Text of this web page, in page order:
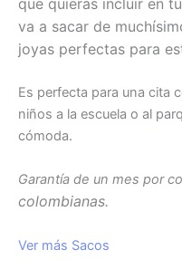
va a sacar de
joyas perfectas para
Es perfecta para una cita
niños a la escuela o al
cómoda.
Garantía de un mes por
colombianas.
Ver más Sacos